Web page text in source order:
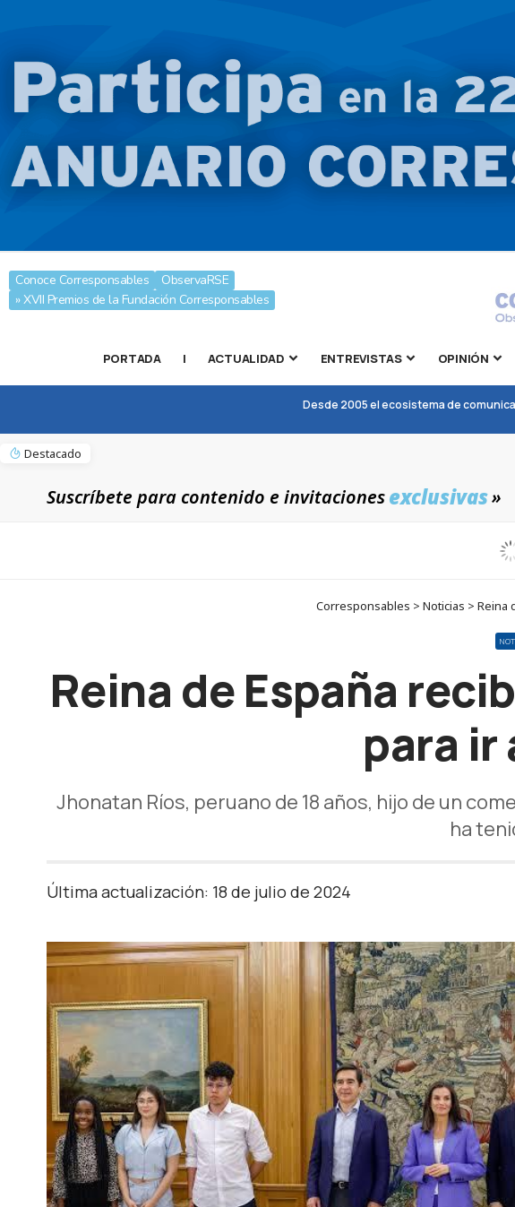
Conoce Corresponsables
ObservaRSE
» XVII Premios de la Fundación Corresponsables
PORTADA | ACTUALIDAD ENTREVISTAS OPINIÓN
Desde 2005 el ecosistema de
Destacado
Suscríbete para contenido e invitacionesexclusivas»
Corresponsables > Noticias >
Reina de España
para ir
Jhonatan Ríos, peruano de 18 años, hijo de un
ha
Última actualización: 18 de julio de 2024